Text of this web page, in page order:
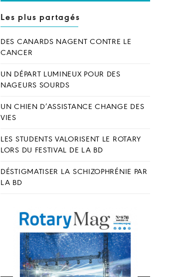
Les plus partagés
DES CANARDS NAGENT CONTRE LE
CANCER
UN DÉPART LUMINEUX POUR DES
NAGEURS SOURDS
UN CHIEN D’ASSISTANCE CHANGE DES
VIES
LES STUDENTS VALORISENT LE ROTARY
LORS DU FESTIVAL DE LA BD
DÉSTIGMATISER LA SCHIZOPHRÉNIE PAR
LA BD